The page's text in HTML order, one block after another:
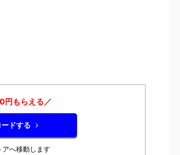
円もらえる／
ドする
へ移動します